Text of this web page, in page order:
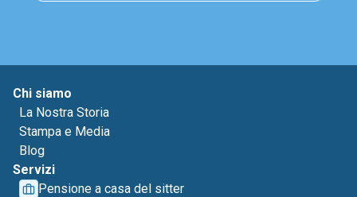
Chi siamo
La Nostra Storia
Stampa e Media
Blog
Servizi
Pensione a casa del sitter